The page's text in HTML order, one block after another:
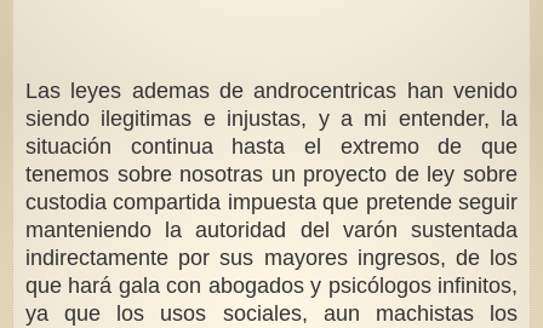
Las leyes ademas de androcentricas han venido
siendo ilegitimas e injustas, y a mi entender, la
situación continua hasta el extremo de que
tenemos sobre nosotras un proyecto de ley sobre
custodia compartida impuesta que pretende seguir
manteniendo la autoridad del varón sustentada
indirectamente por sus mayores ingresos, de los
que hará gala con abogados y psicólogos infinitos,
ya que los usos sociales, aun machistas los